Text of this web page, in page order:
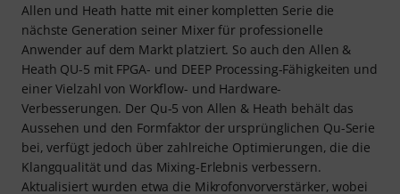
Allen und Heath hatte mit einer kompletten Serie die
nächste Generation seiner Mixer für professionelle
Anwender auf dem Markt platziert. So auch den Allen &
Heath QU-5 mit FPGA- und DEEP Processing-Fähigkeiten und
einer Vielzahl von Workflow- und Hardware-
Verbesserungen. Der Qu-5 von Allen & Heath behält das
Aussehen und den Formfaktor der ursprünglichen Qu-Serie
bei, verfügt jedoch über zahlreiche Optimierungen, die die
Klangqualität und das Mixing-Erlebnis verbessern.
Aktualisiert wurden etwa die Mikrofonvorverstärker, wobei